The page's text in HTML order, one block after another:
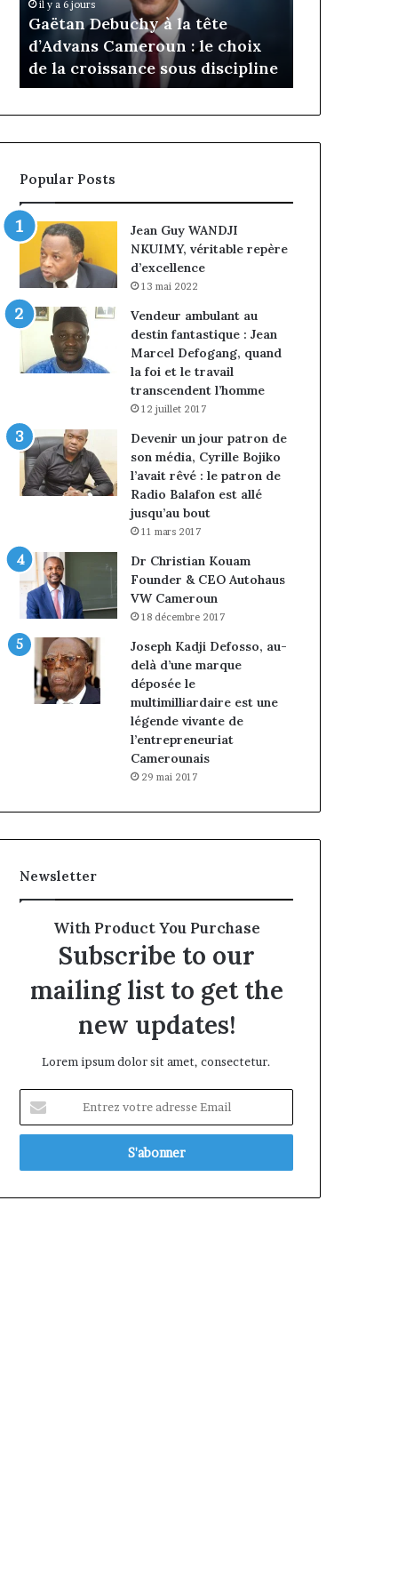
Cameroun
choix
de
sous
il y a 6 jours
Gaëtan Debuchy à la tête
d’Advans Cameroun : le choix
de la croissance sous discipline
client
conquête
des
Popular Posts
Jean Guy WANDJI
NKUIMY, véritable repère
d’excellence
13 mai 2022
Vendeur ambulant au
destin fantastique : Jean
Marcel Defogang, quand
la foi et le travail
transcendent l’homme
12 juillet 2017
Devenir un jour patron de
son média, Cyrille Bojiko
l’avait rêvé : le patron de
Radio Balafon est allé
jusqu’au bout
11 mars 2017
Dr Christian Kouam
Founder & CEO Autohaus
VW Cameroun
18 décembre 2017
Joseph Kadji Defosso, au-
delà d’une marque
déposée le
multimilliardaire est une
légende vivante de
l’entrepreneuriat
Camerounais
29 mai 2017
Newsletter
With Product You Purchase
Subscribe to our
mailing list to get the
new updates!
Lorem ipsum dolor sit amet, consectetur.
votre
adresse